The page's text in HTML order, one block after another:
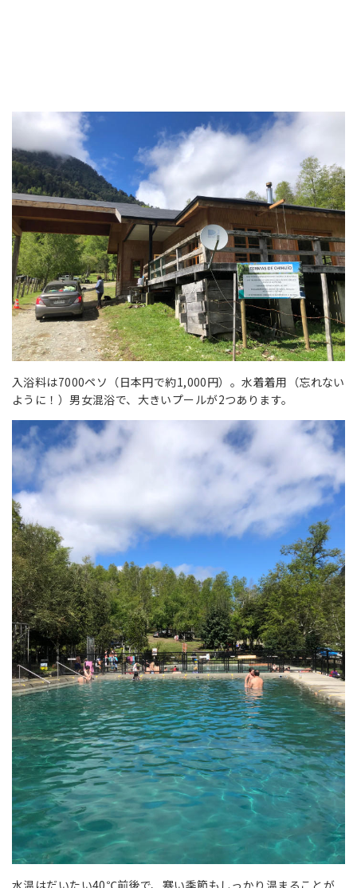
入浴料は7000ペソ（日本円で約1,000円）。水着着用（忘れない
ように！）男女混浴で、大きいプールが2つあります。